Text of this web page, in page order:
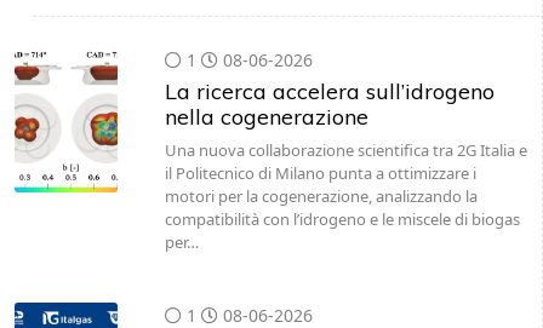
1 08-06-2026
La ricerca accelera sull’idrogeno
nella cogenerazione
Una nuova collaborazione scientifica tra 2G Italia e
il Politecnico di Milano punta a ottimizzare i
motori per la cogenerazione, analizzando la
compatibilità con l’idrogeno e le miscele di biogas
per…
1 08-06-2026